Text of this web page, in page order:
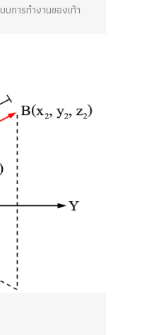
การทำงานของเท้า